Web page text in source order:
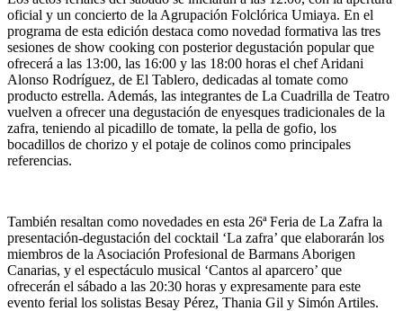
oficial y un concierto de la Agrupación Folclórica Umiaya. En el
programa de esta edición destaca como novedad formativa las tres
sesiones de show cooking con posterior degustación popular que
ofrecerá a las 13:00, las 16:00 y las 18:00 horas el chef Aridani
Alonso Rodríguez, de El Tablero, dedicadas al tomate como
producto estrella. Además, las integrantes de La Cuadrilla de Teatro
vuelven a ofrecer una degustación de enyesques tradicionales de la
zafra, teniendo al picadillo de tomate, la pella de gofio, los
bocadillos de chorizo y el potaje de colinos como principales
referencias.
También resaltan como novedades en esta 26ª Feria de La Zafra la
presentación-degustación del cocktail ‘La zafra’ que elaborarán los
miembros de la Asociación Profesional de Barmans Aborigen
Canarias, y el espectáculo musical ‘Cantos al aparcero’ que
ofrecerán el sábado a las 20:30 horas y expresamente para este
evento ferial los solistas Besay Pérez, Thania Gil y Simón Artiles.